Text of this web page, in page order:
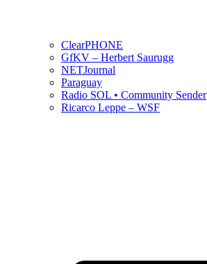
ClearPHONE
GfKV – Herbert Saurugg
NETJournal
Paraguay
Radio SOL • Community Sender
Ricarco Leppe – WSF